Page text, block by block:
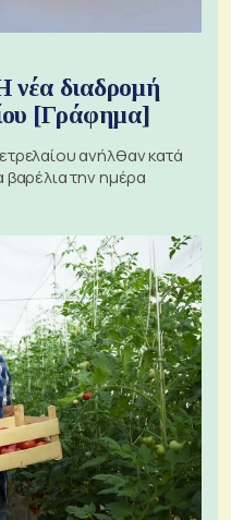
νέα διαδρομή
[Γράφημα]
ανήλθαν κατά
την ημέρα